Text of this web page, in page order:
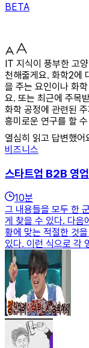
BETA
IT 지식이 풍부한 고
천해줄게요. 화학2에
을 주는 요인이나 화
요. 또는 최근에 주목
화학 공정에 관련된
흥미로운 연구를 할
열심히 읽고 답변했어
비즈니스
스타트업 B2B 영
10분
그 내용들을 모두 한
게 찾을 수 있다. 다음
황에 맞는 적절한 것
있다. 이런 식으로 각